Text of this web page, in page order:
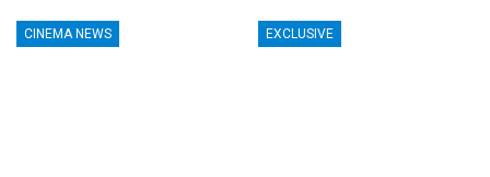
CINEMA NEWS EXCLUSIVE